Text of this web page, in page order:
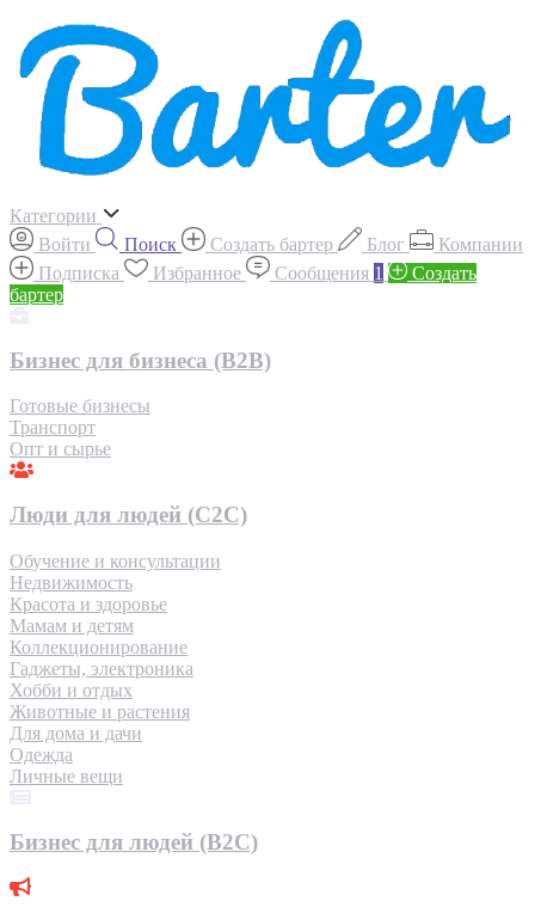
Категории
Войти
Поиск Создать бартер Блог
Компании
Подписка
Избранное Сообщения 1
Создать
бартер
Бизнес для бизнеса (B2B)
Готовые бизнесы
Транспорт
Опт и сырье
Люди для людей (С2С)
Обучение и консультации
Недвижимость
Красота и здоровье
Мамам и детям
Коллекционирование
Гаджеты, электроника
Хобби и отдых
Животные и растения
Для дома и дачи
Одежда
Личные вещи
Бизнес для людей (B2C)